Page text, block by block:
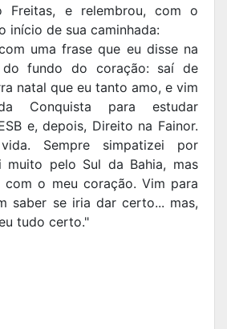
Freitas, e relembrou, com o
início de sua caminhada:
uma frase que eu disse na
fundo do coração: saí de
natal que eu tanto amo, e vim
Conquista para estudar
e, depois, Direito na Fainor.
Sempre simpatizei por
muito pelo Sul da Bahia, mas
com o meu coração. Vim para
saber se iria dar certo... mas,
tudo certo."